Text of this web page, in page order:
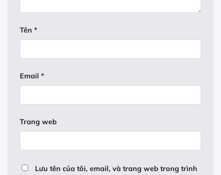
Tên *
Email *
Trang web
Lưu tên của tôi, email, và trang web trong trình